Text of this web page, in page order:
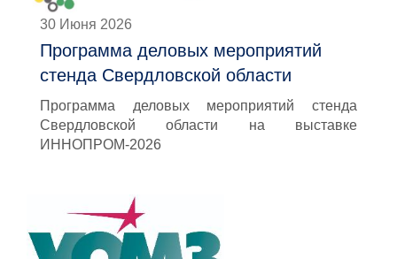
30 Июня 2026
Программа деловых мероприятий
стенда Свердловской области
Программа деловых мероприятий стенда
Свердловской области на выставке
ИННОПРОМ-2026